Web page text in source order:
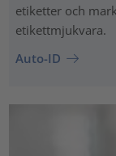
etiketter och
etikettmjukvara.
Auto-ID